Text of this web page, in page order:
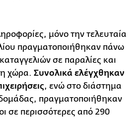
μόνο την τελευταία
πραγματοποιήθηκαν πάνω
σε παραλίες και
χώρα. Συνολικά ελέγχθηκαν
, ενώ στο διάστημα
πραγματοποιήθηκαν
σε περισσότερες από 290